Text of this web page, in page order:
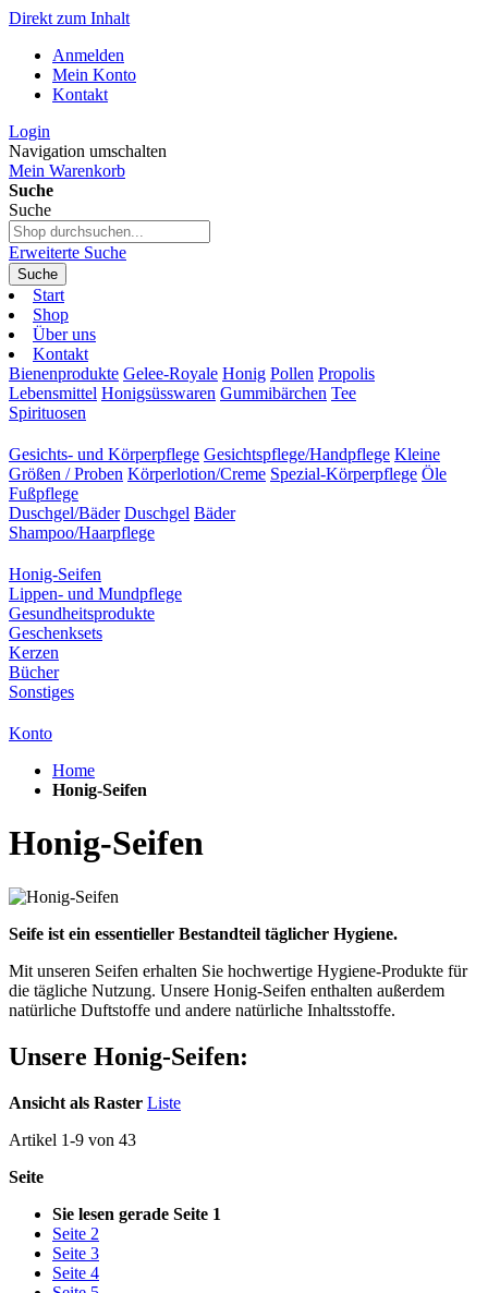
Direkt zum Inhalt
Anmelden
Mein Konto
Kontakt
Login
Navigation umschalten
Mein Warenkorb
Suche
Suche
Erweiterte Suche
Suche
Start
Shop
Über uns
Kontakt
Bienenprodukte Gelee-Royale Honig Pollen Propolis
Lebensmittel Honigsüsswaren Gummibärchen Tee
Spirituosen
Gesichts- und Körperpflege Gesichtspflege/Handpflege Kleine
Größen / Proben Körperlotion/Creme Spezial-Körperpflege Öle
Fußpflege
Duschgel/Bäder Duschgel Bäder
Shampoo/Haarpflege
Honig-Seifen
Lippen- und Mundpflege
Gesundheitsprodukte
Geschenksets
Kerzen
Bücher
Sonstiges
Konto
Home
Honig-Seifen
Honig-Seifen
Seife ist ein essentieller Bestandteil täglicher Hygiene.
Mit unseren Seifen erhalten Sie hochwertige Hygiene-Produkte für
die tägliche Nutzung. Unsere Honig-Seifen enthalten außerdem
natürliche Duftstoffe und andere natürliche Inhaltsstoffe.
Unsere Honig-Seifen:
Ansicht als Raster Liste
Artikel 1-9 von 43
Seite
Sie lesen gerade Seite 1
Seite 2
Seite 3
Seite 4